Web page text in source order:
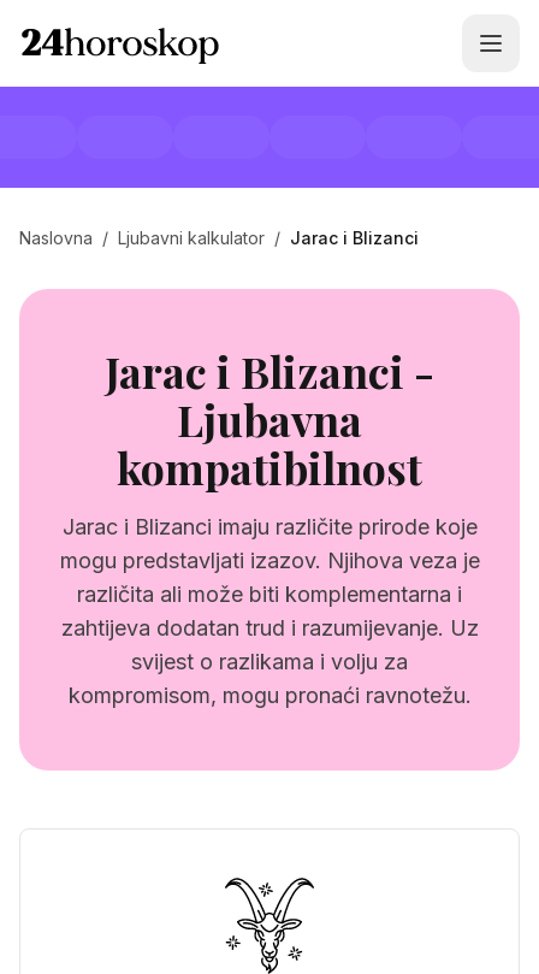
Naslovna / Ljubavni kalkulator / Jarac i Blizanci
Jarac i Blizanci -
Ljubavna
kompatibilnost
Jarac i Blizanci imaju različite prirode koje
mogu predstavljati izazov. Njihova veza je
različita ali može biti komplementarna i
zahtijeva dodatan trud i razumijevanje. Uz
svijest o razlikama i volju za
kompromisom, mogu pronaći ravnotežu.